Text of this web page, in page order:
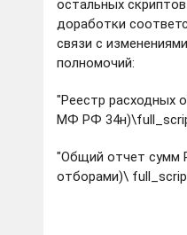
остальных
доработки
связи с
полномочий:
"Реестр расходных
МФ РФ
"Общий отчет сумм
отборами)\